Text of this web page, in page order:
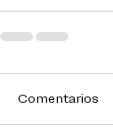
Comentarios